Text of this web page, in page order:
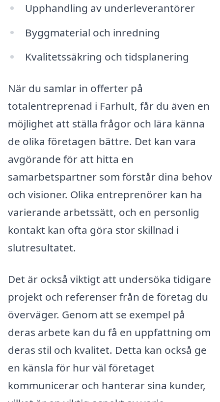
Upphandling av underleverantörer
Byggmaterial och inredning
Kvalitetssäkring och tidsplanering
När du samlar in offerter på
totalentreprenad i Farhult, får du även en
möjlighet att ställa frågor och lära känna
de olika företagen bättre. Det kan vara
avgörande för att hitta en
samarbetspartner som förstår dina behov
och visioner. Olika entreprenörer kan ha
varierande arbetssätt, och en personlig
kontakt kan ofta göra stor skillnad i
slutresultatet.
Det är också viktigt att undersöka tidigare
projekt och referenser från de företag du
överväger. Genom att se exempel på
deras arbete kan du få en uppfattning om
deras stil och kvalitet. Detta kan också ge
en känsla för hur väl företaget
kommunicerar och hanterar sina kunder,